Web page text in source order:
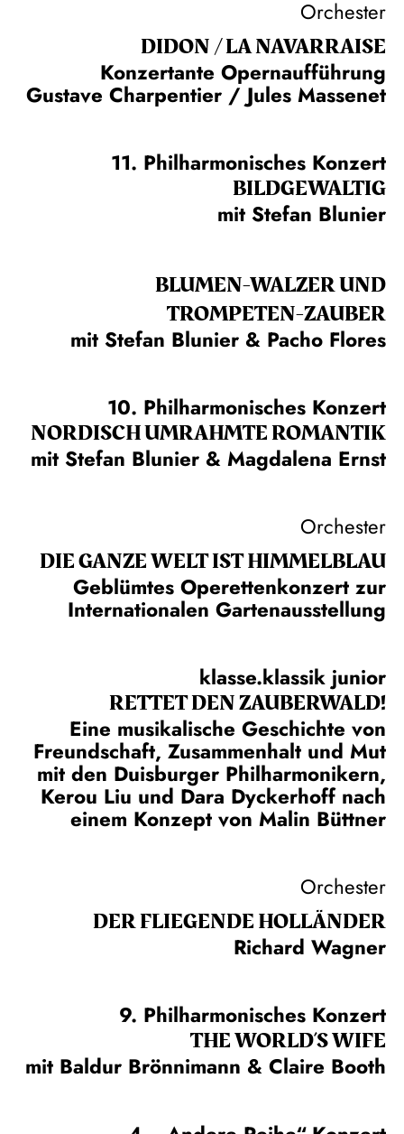
Orchester
DIDON / LA NAVAR­RAISE
Konzertante Opernaufführung
Gustave Charpentier / Jules Massenet
11. Philharmonisches Konzert
BILDGEWALTIG
mit Stefan Blunier
BLUMEN-WALZER UND
TROMPETEN-ZAUBER
mit Stefan Blunier & Pacho Flores
10. Philharmonisches Konzert
NORDISCH UMRAHMTE ROMANTIK
mit Stefan Blunier & Magdalena Ernst
Orchester
DIE GANZE WELT IST HIMMEL­BLAU
Geblümtes Operettenkonzert zur
Internationalen Gartenausstellung
klasse.klassik junior
RETTET DEN ZAUBERWALD!
Eine musikalische Geschichte von
Freundschaft, Zusammenhalt und Mut
mit den Duisburger Philharmonikern,
Kerou Liu und Dara Dyckerhoff nach
einem Konzept von Malin Büttner
Orchester
DER FLIE­GEN­DE HOL­LÄN­DER
Richard Wagner
9. Philharmonisches Konzert
THE WORLD’S WIFE
mit Baldur Brönnimann & Claire Booth